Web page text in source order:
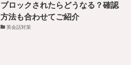
ブロックされたらどうなる？確認
方法も合わせてご紹介
英会話対策